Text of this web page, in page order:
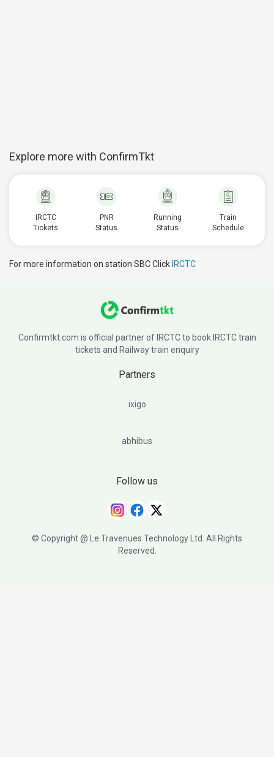
Explore more with ConfirmTkt
IRCTC
Tickets
PNR
Status
Running
Status
Train
Schedule
For more information on station SBC Click IRCTC
Confirmtkt.com is official partner of IRCTC to book IRCTC train
tickets and Railway train enquiry
Partners
ixigo
abhibus
Follow us
© Copyright @ Le Travenues Technology Ltd. All Rights
Reserved.